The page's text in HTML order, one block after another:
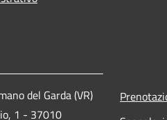
del Garda (VR)
1 - 37010